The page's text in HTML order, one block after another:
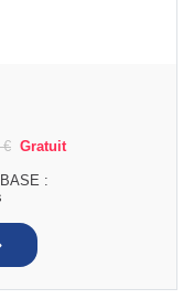
€ Gratuit
: